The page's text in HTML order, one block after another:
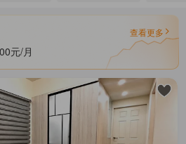
查看更多
元/月